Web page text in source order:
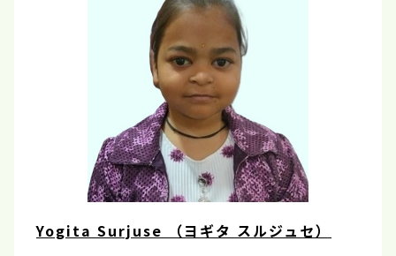
Yogita Surjuse （ヨギタ スルジュセ）